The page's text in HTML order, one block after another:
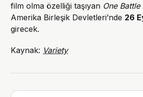
film olma özelliği taşıyan One
Amerika Birleşik Devletleri’nde 26
girecek.
Kaynak: Variety